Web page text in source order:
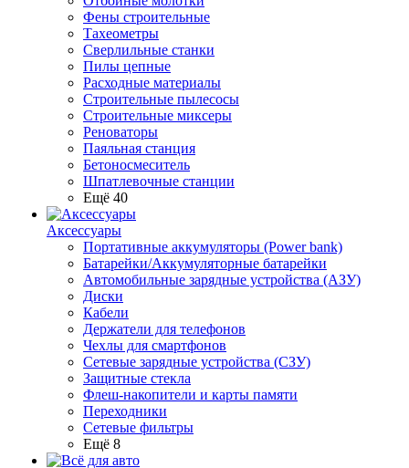
Фены строительные
Тахеометры
Сверлильные станки
Пилы цепные
Расходные материалы
Строительные пылесосы
Строительные миксеры
Реноваторы
Паяльная станция
Бетоносмеситель
Шпатлевочные станции
Ещё 40
Аксессуары
Портативные аккумуляторы (Power bank)
Батарейки/Аккумуляторные батарейки
Автомобильные зарядные устройства (АЗУ)
Диски
Кабели
Держатели для телефонов
Чехлы для смартфонов
Сетевые зарядные устройства (СЗУ)
Защитные стекла
Флеш-накопители и карты памяти
Переходники
Сетевые фильтры
Ещё 8